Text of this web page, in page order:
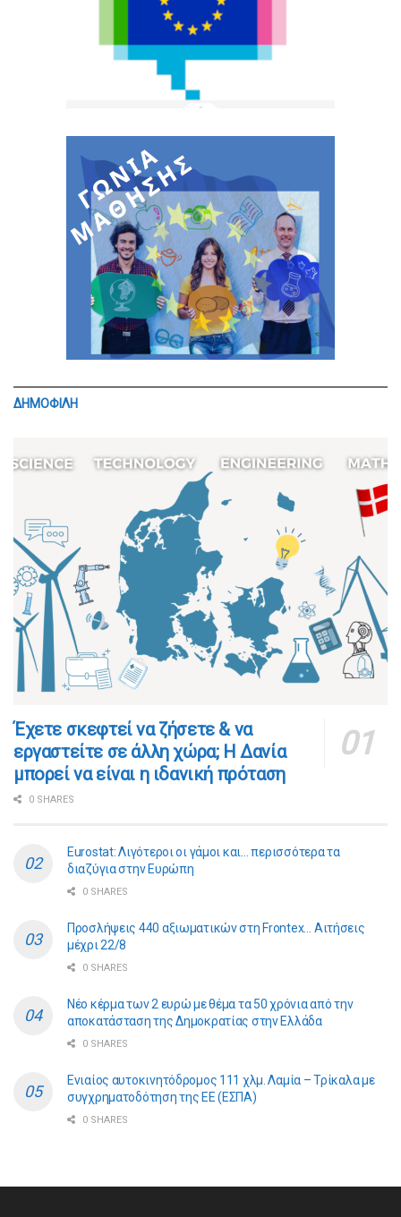
ΔΗΜΟΦΙΛΗ
​​Έχετε σκεφτεί να ζήσετε & να
εργαστείτε σε άλλη χώρα; Η Δανία
μπορεί να είναι η ιδανική πρόταση
0 SHARES
Eurostat: Λιγότεροι οι γάμοι και… περισσότερα τα
διαζύγια στην Ευρώπη
0 SHARES
Προσλήψεις 440 αξιωματικών στη Frontex… Αιτήσεις
μέχρι 22/8
0 SHARES
Νέο κέρμα των 2 ευρώ με θέμα τα 50 χρόνια από την
αποκατάσταση της Δημοκρατίας στην Ελλάδα
0 SHARES
Ενιαίος αυτοκινητόδρομος 111 χλμ. Λαμία – Τρίκαλα με
συγχρηματοδότηση της ΕE (ΕΣΠΑ)
0 SHARES